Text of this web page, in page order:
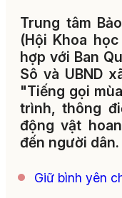
Trung tâm
(Hội Khoa
hợp với Ban
Sô và UBND
"Tiếng gọi
trình, thông
động vật
đến người dân.
Giữ bình yên